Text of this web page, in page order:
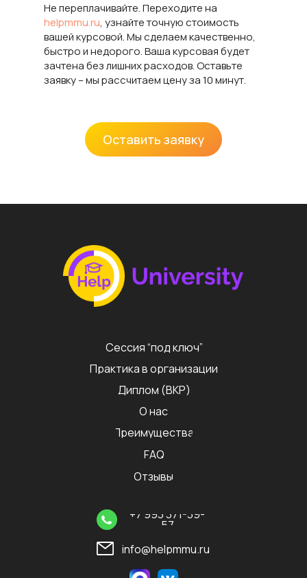
Не переплачивайте. Переходите на
helpmmu.ru, узнайте точную стоимость
вашей курсовой. Мы сделаем качественно,
быстро и недорого. Ваша курсовая будет
зачтена без лишних расходов. Оставьте
заявку – мы рассчитаем цену за 10 минут.
Оставить заявку
Сессия “под ключ”
Практика в организации
Диплом (ВКР)
О нас
Преимущества
FAQ
Отзывы
+7 993 371-39-
57
info@helpmmu.ru